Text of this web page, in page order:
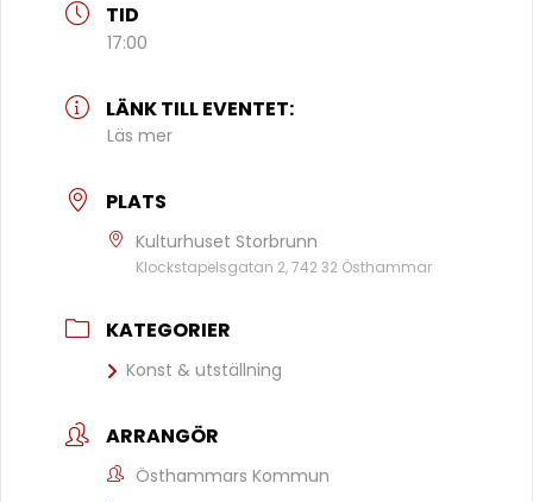
TID
17:00
LÄNK TILL EVENTET:
Läs mer
PLATS
Kulturhuset Storbrunn
Klockstapelsgatan 2, 742 32 Östhammar
KATEGORIER
Konst & utställning
ARRANGÖR
Östhammars Kommun